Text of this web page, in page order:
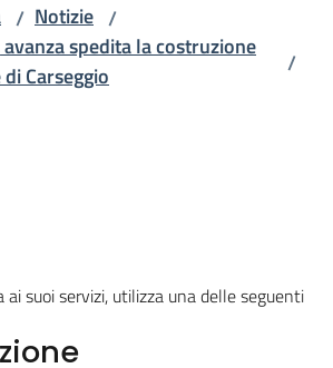
/ Notizie /
spedita la costruzione
Carseggio
/
ai suoi servizi, utilizza una delle seguenti